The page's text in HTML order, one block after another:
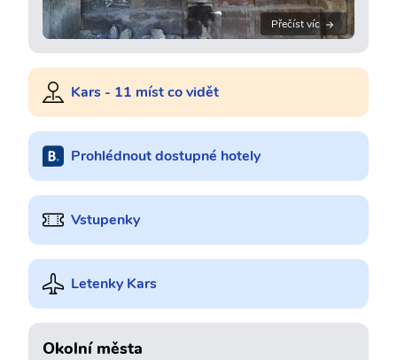
Přečíst víc
Kars - 11 míst co vidět
Prohlédnout dostupné hotely
Vstupenky
Letenky Kars
Okolní města